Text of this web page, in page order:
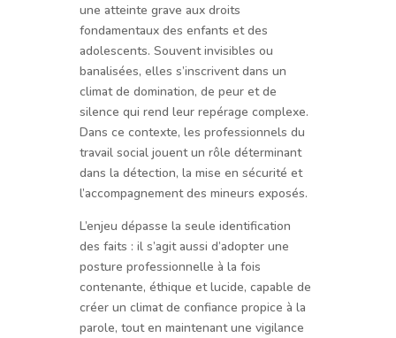
une atteinte grave aux droits
fondamentaux des enfants et des
adolescents. Souvent invisibles ou
banalisées, elles s’inscrivent dans un
climat de domination, de peur et de
silence qui rend leur repérage complexe.
Dans ce contexte, les professionnels du
travail social jouent un rôle déterminant
dans la détection, la mise en sécurité et
l’accompagnement des mineurs exposés.
L’enjeu dépasse la seule identification
des faits : il s’agit aussi d’adopter une
posture professionnelle à la fois
contenante, éthique et lucide, capable de
créer un climat de confiance propice à la
parole, tout en maintenant une vigilance